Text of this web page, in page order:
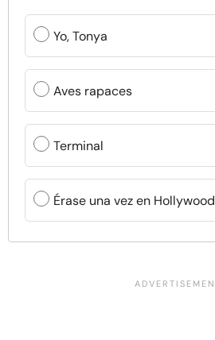
Yo, Tonya
Aves rapaces
Terminal
Érase una vez en Hollywood